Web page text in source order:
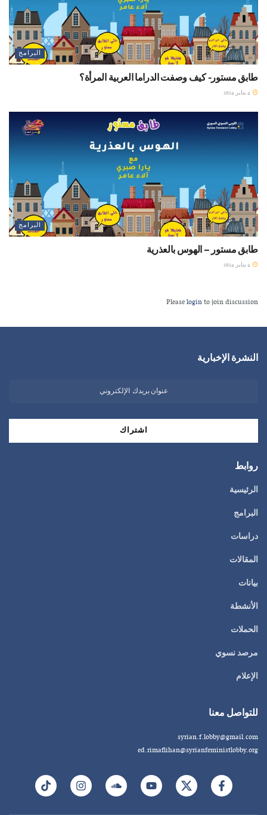
البرامج
طابق مستور- كيف وصفت الدراما العربية المرأة؟
البرامج
طابق مستور – الهوس بالعذرية
Pleaseloginto join discussion
النشرة الإخبارية
روابط
الرئيسية
البرامج
دراسات
المقالات
بيانات
الأنشطة
الحملات
مرصد نسوي
الإعلام
للتواصل معنا
syrian.f.lobby@gmail.com
ed.rimaflihan@syrianfeministlobby.org